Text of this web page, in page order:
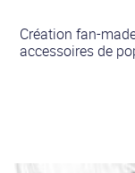
Création fan-
accessoires de